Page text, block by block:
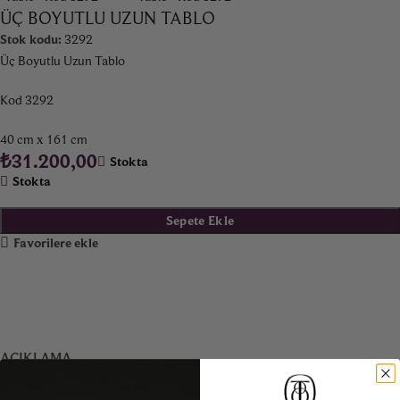
ÜÇ BOYUTLU UZUN TABLO
Stok kodu: 3292
Üç Boyutlu Uzun Tablo
Kod 3292
40 cm x 161 cm
₺31.200,00
Stokta
Stokta
Sepete Ekle
Favorilere ekle
AÇIKLAMA